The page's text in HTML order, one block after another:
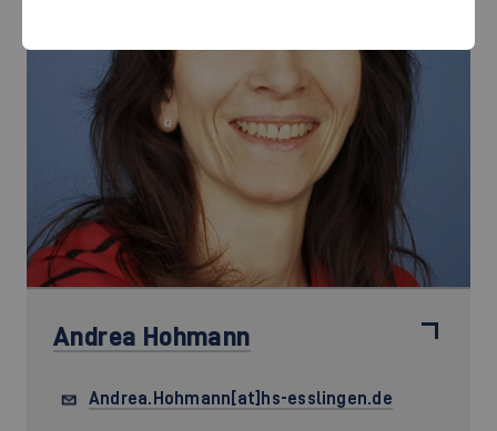
Andrea Hohmann
Andrea.Hohmann[at]hs-esslingen.de